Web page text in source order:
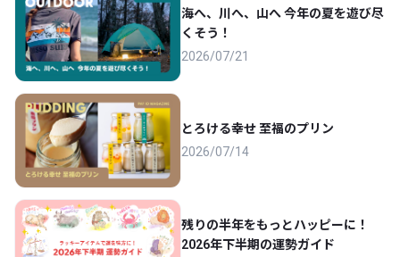
海へ、川へ、山へ 今年の夏を遊び尽
くそう！
2026/07/21
とろける幸せ 至福のプリン
2026/07/14
残りの半年をもっとハッピーに！
2026年下半期の運勢ガイド